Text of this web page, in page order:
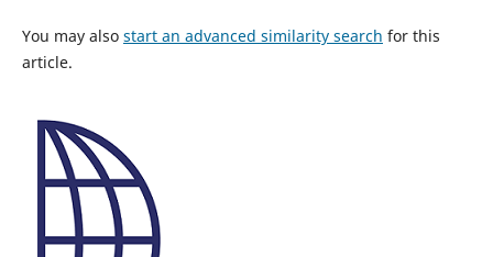
You may also start an advanced similarity search for this
article.